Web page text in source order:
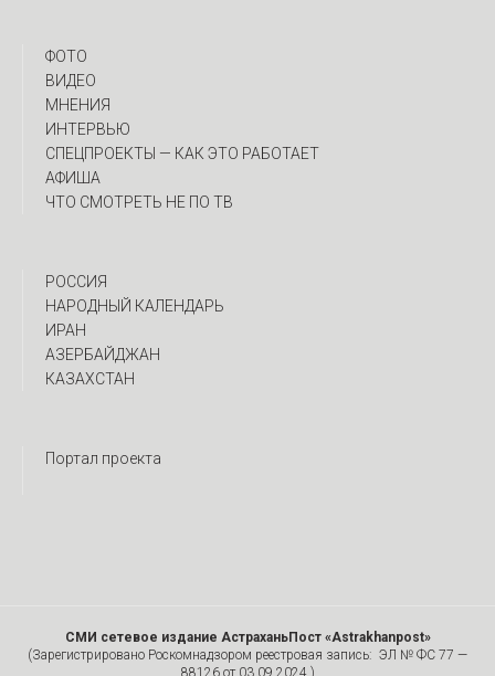
ФОТО
ВИДЕО
МНЕНИЯ
ИНТЕРВЬЮ
CПЕЦПРОЕКТЫ — КАК ЭТО РАБОТАЕТ
АФИША
ЧТО СМОТРЕТЬ НЕ ПО ТВ
РОССИЯ
НАРОДНЫЙ КАЛЕНДАРЬ
ИРАН
АЗЕРБАЙДЖАН
КАЗАХСТАН
Портал проекта
СМИ сетевое издание АстраханьПост «Astrakhanpost»
(Зарегистрировано Роскомнадзором реестровая запись: ЭЛ № ФС 77 —
88126 от 03.09.2024.)